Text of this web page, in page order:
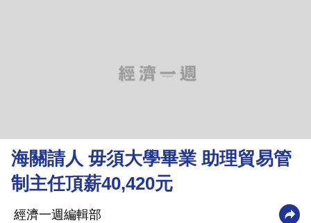
理
財
商
業
海關請人 毋須大學畢業 助理貿易管
制主任頂薪40,420元
經濟一週編輯部